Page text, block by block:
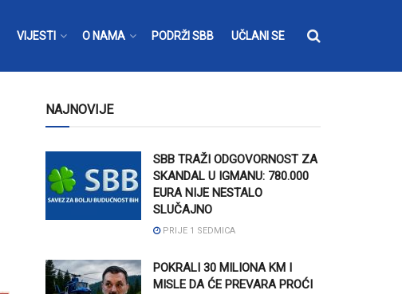
VIJESTI O NAMA PODRŽI SBB UČLANI SE
NAJNOVIJE
SBB TRAŽI ODGOVORNOST ZA
SKANDAL U IGMANU: 780.000
EURA NIJE NESTALO
SLUČAJNO
PRIJE 1 SEDMICA
POKRALI 30 MILIONA KM I
MISLE DA ĆE PREVARA PROĆI